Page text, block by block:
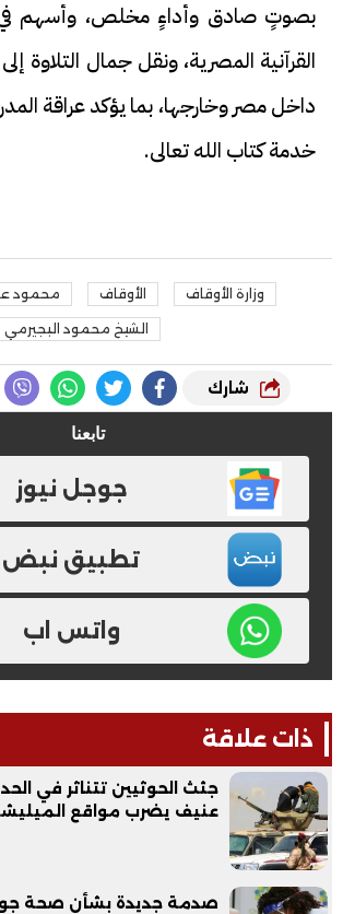
بصوتٍ صادق وأداءٍ مخلص، وأسهم في
القرآنية المصرية، ونقل جمال التلاوة
داخل مصر وخارجها، بما يؤكد عراقة
خدمة كتاب الله تعالى.
وزارة الأوقاف الأوقاف محمود
الشيخ محمود البجيرمي
شارك
تابعنا
جوجل نيوز
تطبيق نبض
واتس اب
ذات علاقة
جثث الحوثيين تتناثر في
عنيف يضرب مواقع
صدمة جديدة بشأن صحة جو